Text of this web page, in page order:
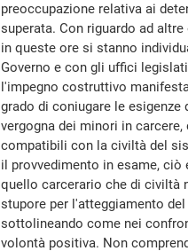
preoccupazione relativa ai
superata. Con riguardo ad
in queste ore si stanno
Governo e con gli uffici
l'impegno costruttivo
grado di coniugare le
vergogna dei minori in
compatibili con la civiltà del
il provvedimento in esame,
quello carcerario che di civiltà
stupore per l'atteggiamento
sottolineando come nei
volontà positiva. Non